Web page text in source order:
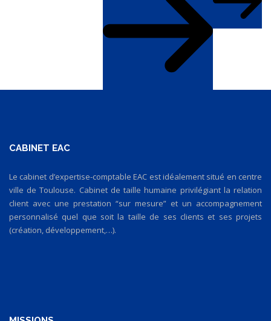
CABINET EAC
Le cabinet d’expertise-comptable EAC est idéalement situé en centre
ville de Toulouse. Cabinet de taille humaine privilégiant la relation
client avec une prestation “sur mesure” et un accompagnement
personnalisé quel que soit la taille de ses clients et ses projets
(création, développement,…).